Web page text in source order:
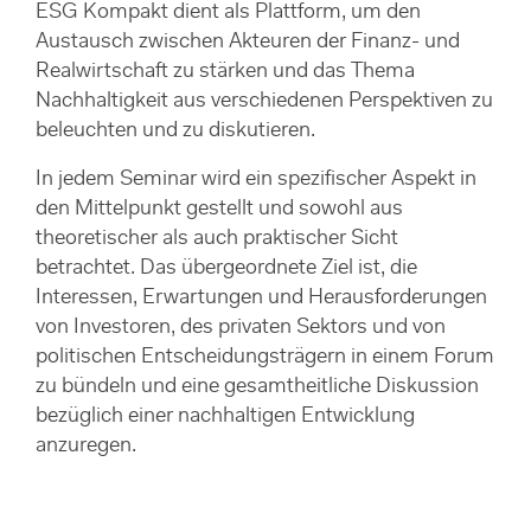
ESG Kompakt dient als Plattform, um den
Austausch zwischen Akteuren der Finanz- und
Realwirtschaft zu stärken und das Thema
Nachhaltigkeit aus verschiedenen Perspektiven zu
beleuchten und zu diskutieren.
In jedem Seminar wird ein spezifischer Aspekt in
den Mittelpunkt gestellt und sowohl aus
theoretischer als auch praktischer Sicht
betrachtet. Das übergeordnete Ziel ist, die
Interessen, Erwartungen und Herausforderungen
von Investoren, des privaten Sektors und von
politischen Entscheidungsträgern in einem Forum
zu bündeln und eine gesamtheitliche Diskussion
bezüglich einer nachhaltigen Entwicklung
anzuregen.